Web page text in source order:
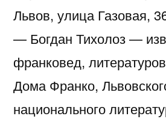
Львов, улица Газовая,
— Богдан Тихолоз —
франковед,
Дома Франко,
национального